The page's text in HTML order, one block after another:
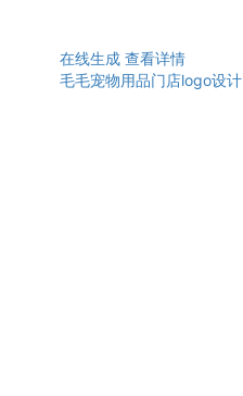
在线生成 查看详情
毛毛宠物用品门店logo设计